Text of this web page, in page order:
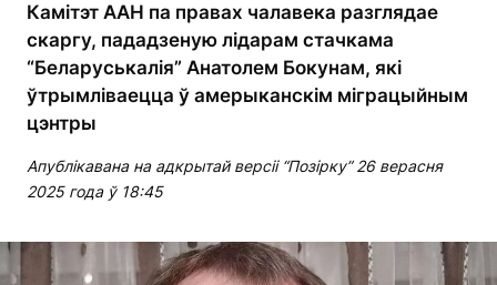
Камітэт ААН па правах чалавека разглядае
скаргу, пададзеную лідарам стачкама
“Беларуськалія” Анатолем Бокунам, які
ўтрымліваецца ў амерыканскім міграцыйным
цэнтры
Апублікавана на адкрытай версіі “Позірку” 26 верасня
2025 года ў 18:45